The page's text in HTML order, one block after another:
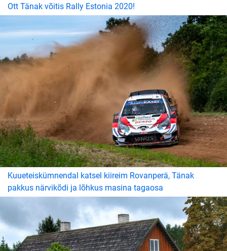
Ott Tänak võitis Rally Estonia 2020!
Kuueteiskümnendal katsel kiireim Rovanperä, Tänak
pakkus närvikõdi ja lõhkus masina tagaosa